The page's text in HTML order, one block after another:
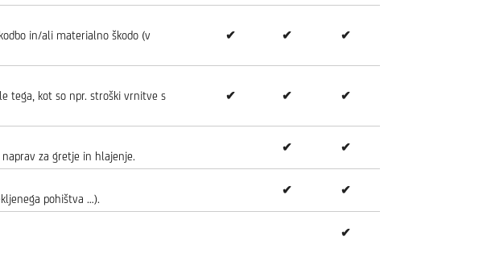
in/ali materialno škodo (v
✔ ✔ ✔
tega, kot so npr. stroški vrnitve s
✔ ✔ ✔
za gretje in hlajenje.
✔ ✔
pohištva …).
✔ ✔
✔